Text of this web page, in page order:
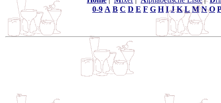
0-9 A B C D E F G H I J K L M N O